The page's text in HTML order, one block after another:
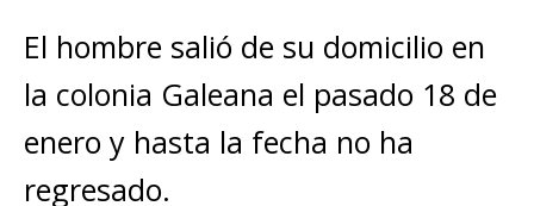
El hombre salió de su domicilio en
la colonia Galeana el pasado 18 de
enero y hasta la fecha no ha
regresado.